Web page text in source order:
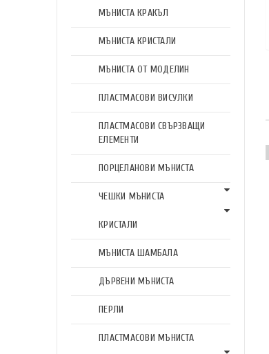
МЪНИСТА КРАКЪЛ
МЪНИСТА КРИСТАЛИ
МЪНИСТА ОТ МОДЕЛИН
ПЛАСТМАСОВИ ВИСУЛКИ
ПЛАСТМАСОВИ СВЪРЗВАЩИ
ЕЛЕМЕНТИ
ПОРЦЕЛАНОВИ МЪНИСТА
ЧЕШКИ МЪНИСТА
КРИСТАЛИ
МЪНИСТА ШАМБАЛА
ДЪРВЕНИ МЪНИСТА
ПЕРЛИ
ПЛАСТМАСОВИ МЪНИСТА